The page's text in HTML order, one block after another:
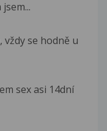
se hodně u
sex asi 14dní